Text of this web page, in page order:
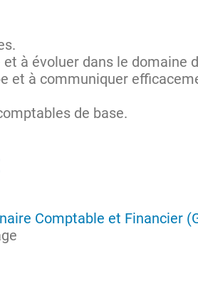
à évoluer dans le domaine
et à communiquer
de base.
Comptable et Financier